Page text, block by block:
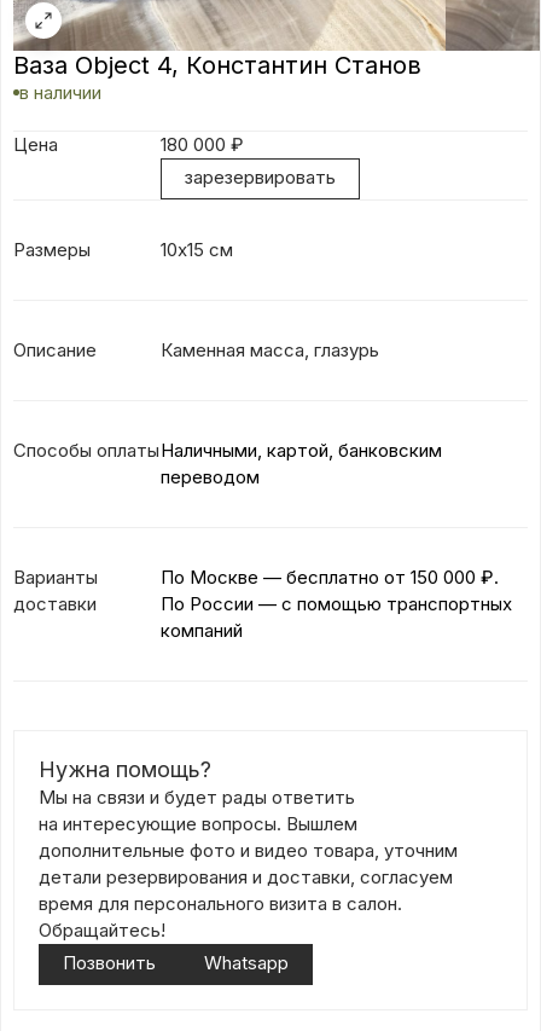
Ваза Object 4, Константин Станов
в наличии
Цена 180 000 ₽
зарезервировать
Размеры 10х15 см
Описание Каменная масса, глазурь
Способы оплатыНаличными, картой, банковским
переводом
Варианты
доставки
По Москве — бесплатно от 150 000 ₽.
По России — с помощью транспортных
компаний
Нужна помощь?
Мы на связи и будет рады ответить
на интересующие вопросы. Вышлем
дополнительные фото и видео товара, уточним
детали резервирования и доставки, согласуем
время для персонального визита в салон.
Обращайтесь!
Позвонить
Whatsapp